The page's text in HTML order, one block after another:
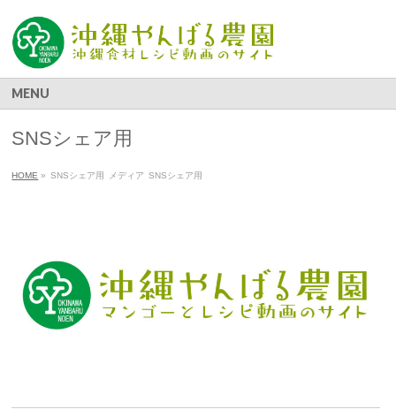
MENU
SNSシェア用
HOME » SNSシェア用 メディア SNSシェア用